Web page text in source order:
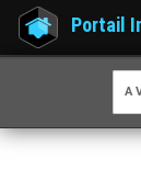
Portail
A